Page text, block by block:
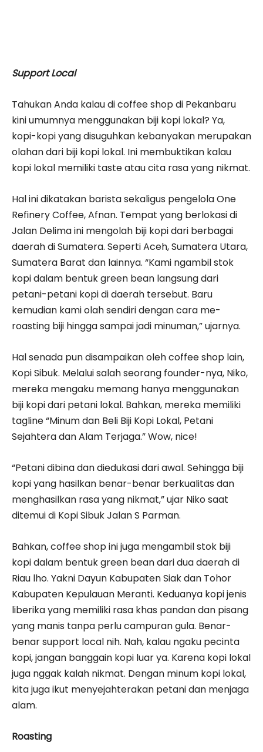
Support Local
Tahukan Anda kalau di coffee shop di Pekanbaru
kini umumnya menggunakan biji kopi lokal? Ya,
kopi-kopi yang disuguhkan kebanyakan merupakan
olahan dari biji kopi lokal. Ini membuktikan kalau
kopi lokal memiliki taste atau cita rasa yang nikmat.
Hal ini dikatakan barista sekaligus pengelola One
Refinery Coffee, Afnan. Tempat yang berlokasi di
Jalan Delima ini mengolah biji kopi dari berbagai
daerah di Sumatera. Seperti Aceh, Sumatera Utara,
Sumatera Barat dan lainnya. “Kami ngambil stok
kopi dalam bentuk green bean langsung dari
petani-petani kopi di daerah tersebut. Baru
kemudian kami olah sendiri dengan cara me-
roasting biji hingga sampai jadi minuman,” ujarnya.
Hal senada pun disampaikan oleh coffee shop lain,
Kopi Sibuk. Melalui salah seorang founder-nya, Niko,
mereka mengaku memang hanya menggunakan
biji kopi dari petani lokal. Bahkan, mereka memiliki
tagline “Minum dan Beli Biji Kopi Lokal, Petani
Sejahtera dan Alam Terjaga.” Wow, nice!
“Petani dibina dan diedukasi dari awal. Sehingga biji
kopi yang hasilkan benar-benar berkualitas dan
menghasilkan rasa yang nikmat,” ujar Niko saat
ditemui di Kopi Sibuk Jalan S Parman.
Bahkan, coffee shop ini juga mengambil stok biji
kopi dalam bentuk green bean dari dua daerah di
Riau lho. Yakni Dayun Kabupaten Siak dan Tohor
Kabupaten Kepulauan Meranti. Keduanya kopi jenis
liberika yang memiliki rasa khas pandan dan pisang
yang manis tanpa perlu campuran gula. Benar-
benar support local nih. Nah, kalau ngaku pecinta
kopi, jangan banggain kopi luar ya. Karena kopi lokal
juga nggak kalah nikmat. Dengan minum kopi lokal,
kita juga ikut menyejahterakan petani dan menjaga
alam.
Roasting